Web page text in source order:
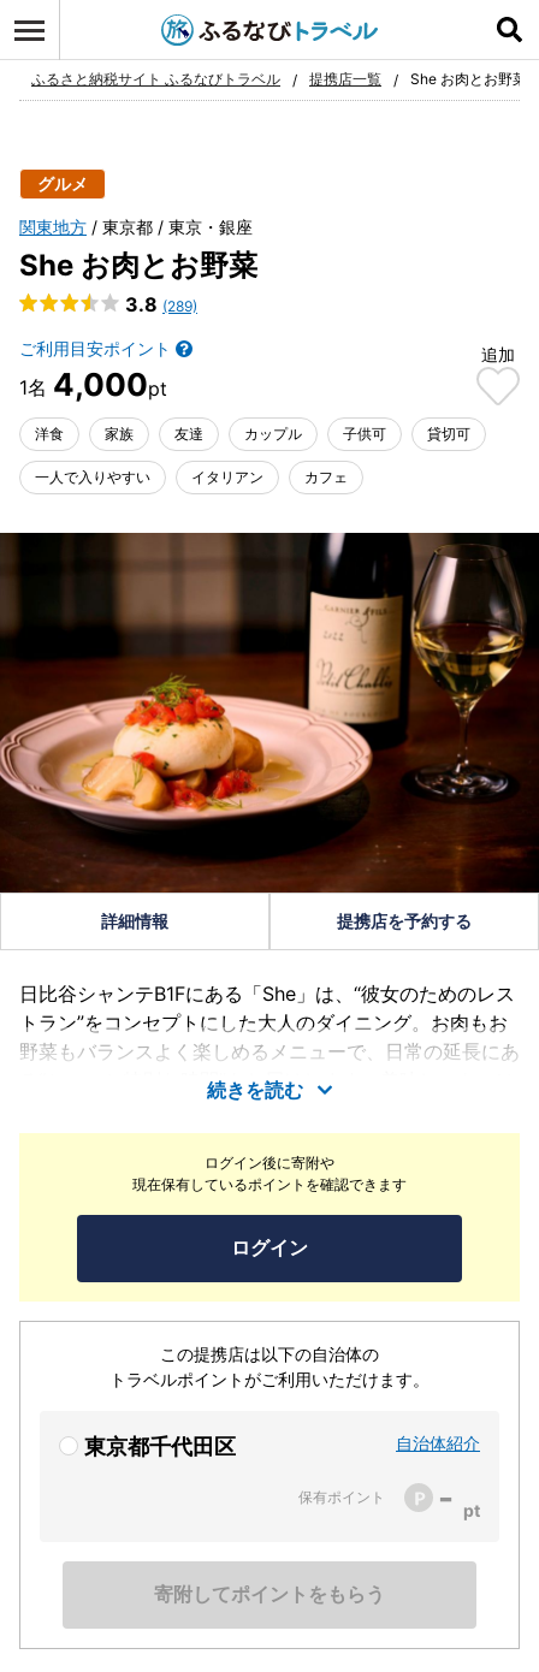
お気に入り
ふるさと納税サイト ふるなびトラベル 提携店一覧 She お肉とお野菜
グルメ
関東地方 東京都 東京・銀座
She お肉とお野菜
3.8 (289)
ご利用目安ポイント
4,000
追加
洋食 家族 友達 カップル 子供可 貸切可
一人で入りやすい イタリアン カフェ
ログイン後に寄附や
現在保有しているポイントを確認できます
ログイン
この提携店は以下の自治体の
トラベルポイントがご利用いただけます。
東京都千代田区 自治体紹介
保有ポイント -
寄附してポイントをもらう
詳細情報 提携店を予約する
日比谷シャンテB1Fにある「She」は、“彼女のためのレス
トラン”をコンセプトにした大人のダイニング。お肉もお
野菜もバランスよく楽しめるメニューで、日常の延長にあ
る“ちょっと特別な時間”をお届けします。美味しいものは
体を喜ばせ、こだわりの空間は心を癒す——。女性スタッ
フの感性で、食と空間のどちらも丁寧にデザインしまし
た。自分らしく過ごせる、日比谷の新しい“心地よい居場
続きを読む